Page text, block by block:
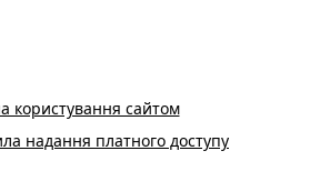
користування сайтом
надання платного доступу